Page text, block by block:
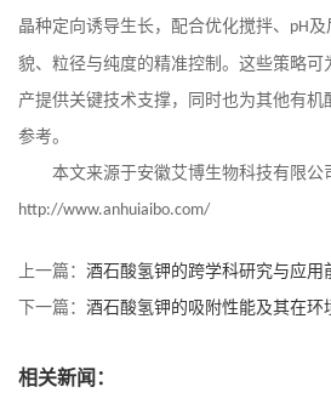
晶种定向诱导生长，配合优化搅拌、 pH及
貌、粒径与纯度的精准控制。这些策略可
产提供关键技术支撑，同时也为其他有
参考。
本文来源于安徽艾博生物科技有限公
http://www.anhuiaibo.com/
上一篇： 酒石酸氢钾的跨学科研究与应用
下一篇： 酒石酸氢钾的吸附性能及其在环
相关新闻：